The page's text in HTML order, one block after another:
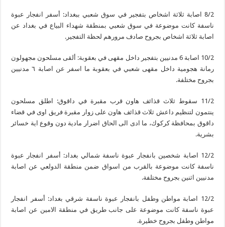
8/2 اصابة ثلاثة اشخاص بتفجير في سوق شعبي ببغداد: أسفر انفجار عبوة
ناسفة كانت موضوعة في سوق شعبي بمنطقة شهداء البياع في بغداد عن
اصابة ثلاثة اشخاص بجروح صادف مرورهم لحظة التفجير.
10/2 اصابة 6 مدنيين بتفجير داخل مقهى في بعقوبة: ألقى مسلحون مجهولون
رمانة هجومية داخل مقهى شعبي في بعقوبة ما اسفر عن اصابة ٦ مدنيين
بجروح مختلفة.
11/2 سقوط ثلاث قذائف هاون قرب مقبرة في داقوق: اطلق مسلحون
ينتمون لتنظيم داعش ثلاث قذائف هاون على زوار مقبرة فريق اوی في قضاء
داقوق بمحافظة كركوك، ما ادى الى الحاق اضرار مادية دون وقوع اية خسائر
بشرية.
12/2 اصابة شخصين بانفجار عبوة ناسفة شمالي بغداد: أسفر انفجار عبوة
ناسفة كانت موضوعة بالقرب من اسواق ضمن منطقة الدولعي عن اصابة
مدنيين اثنين بجروح مختلفة.
12/2 اصابة مواطن وطفل بانفجار عبوة ناسفة شرقي بغداد: أسفر انفجار
عبوة ناسفة كانت موضوعة على جانب طريق في منطقة الامين عن اصابة
مواطن وطفل بجروح خطيرة.